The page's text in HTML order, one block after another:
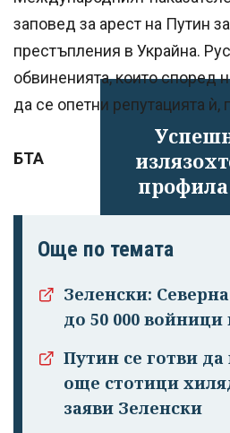
профила
заповед за арест на Путин
престъпления в Украйна.
обвиненията, които според
да се опетни репутацията
БТА
Още по темата
Зеленски:
до 50 000 войници
Путин се готви
още стотици
заяви Зеленски